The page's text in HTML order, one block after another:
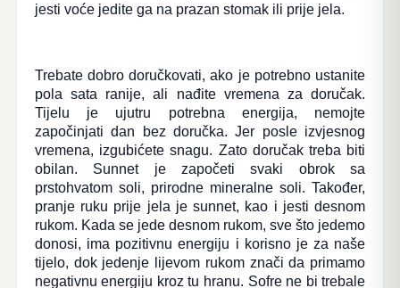
jesti voće jedite ga na prazan stomak ili prije jela.
Trebate dobro doručkovati, ako je potrebno ustanite
pola sata ranije, ali nađite vremena za doručak.
Tijelu je ujutru potrebna energija, nemojte
započinjati dan bez doručka. Jer posle izvjesnog
vremena, izgubićete snagu. Zato doručak treba biti
obilan. Sunnet je započeti svaki obrok sa
prstohvatom soli, prirodne mineralne soli. Također,
pranje ruku prije jela je sunnet, kao i jesti desnom
rukom. Kada se jede desnom rukom, sve što jedemo
donosi, ima pozitivnu energiju i korisno je za naše
tijelo, dok jedenje lijevom rukom znači da primamo
negativnu energiju kroz tu hranu. Sofre ne bi trebale